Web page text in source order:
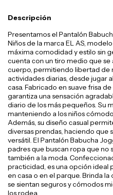
Descripción
Presentamos el Pantalón
Niños de la marca EL AS,
máxima comodidad y estilo sin
cuenta con un tiro medio que
cuerpo, permitiendo libertad de
actividades diarias, desde jugar
casa. Fabricado en suave frisa
garantiza una sensación
diario de los más pequeños. Su
manteniendo a los niños
Además, su diseño casual
diversas prendas, haciendo que
versátil. El Pantalón Babucha
padres que buscan ropa que no
también a la moda.
practicidad, es una opción ideal
en casa o en el parque. Brinda
se sientan seguros y cómodos
los rodea.